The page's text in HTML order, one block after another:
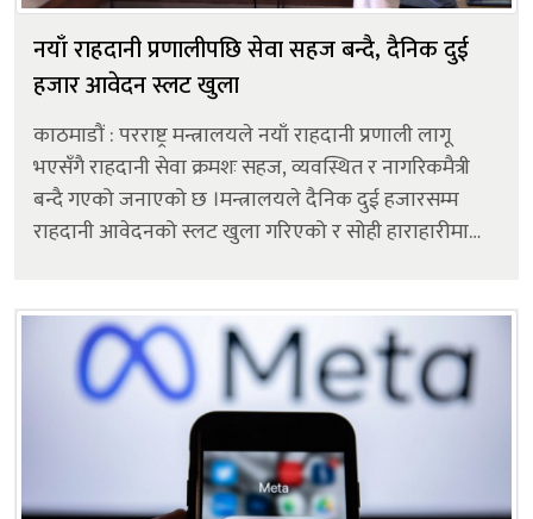
नयाँ राहदानी प्रणालीपछि सेवा सहज बन्दै, दैनिक दुई
हजार आवेदन स्लट खुला
काठमाडौं : परराष्ट्र मन्त्रालयले नयाँ राहदानी प्रणाली लागू
भएसँगै राहदानी सेवा क्रमशः सहज, व्यवस्थित र नागरिकमैत्री
बन्दै गएको जनाएको छ ।मन्त्रालयले दैनिक दुई हजारसम्म
राहदानी आवेदनको स्लट खुला गरिएको र सोही हाराहारीमा